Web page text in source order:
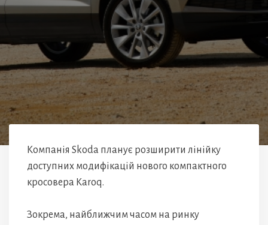
Компанія Skoda планує розширити лінійку
доступних модифікацій нового компактного
кросовера Karoq.
Зокрема, найближчим часом на ринку